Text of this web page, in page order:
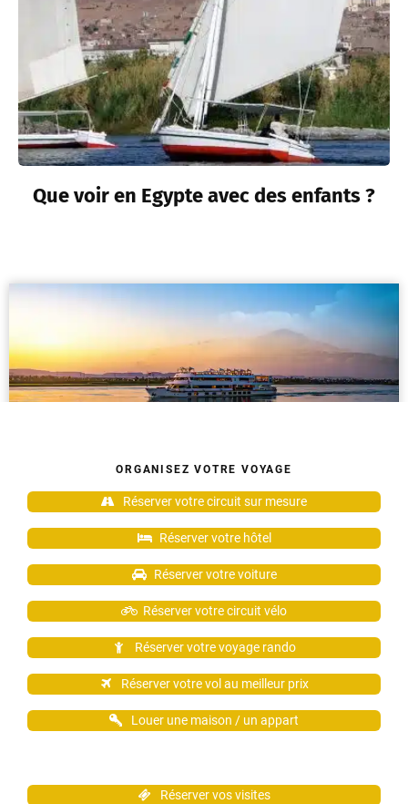
Que voir en Egypte avec des enfants ?
ORGANISEZ VOTRE VOYAGE
Réserver votre circuit sur mesure
Réserver votre hôtel
Réserver votre voiture
Réserver votre circuit vélo
Réserver votre voyage rando
Réserver votre vol au meilleur prix
Louer une maison / un appart
Réserver vos visites